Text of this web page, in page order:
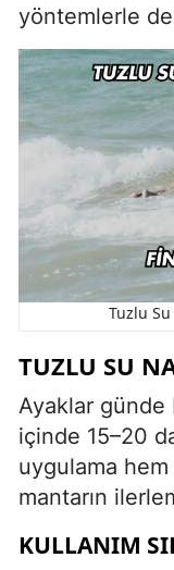
yöntemlerle
Tuzlu
TUZLU SU
Ayaklar
içinde 15–20
uygulama
mantarın
KULLANIM